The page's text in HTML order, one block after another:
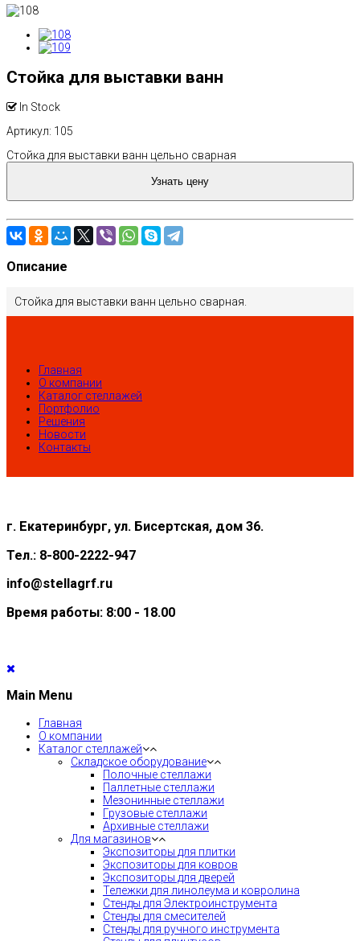
Стойка для выставки ванн
In Stock
Артикул: 105
Стойка для выставки ванн цельно сварная
Узнать цену
Описание
Стойка для выставки ванн цельно сварная.
Главная
О компании
Каталог стеллажей
Портфолио
Решения
Новости
Контакты
г. Екатеринбург, ул. Бисертская, дом 36.
Тел.: 8-800-2222-947
info@stellagrf.ru
Время работы: 8:00 - 18.00
Main Menu
Главная
О компании
Каталог стеллажей
Складское оборудование
Полочные стеллажи
Паллетные стеллажи
Мезонинные стеллажи
Грузовые стеллажи
Архивные стеллажи
Для магазинов
Экспозиторы для плитки
Экспозиторы для ковров
Экспозиторы для дверей
Тележки для линолеума и ковролина
Стенды для Электроинструмента
Стенды для смесителей
Стенды для ручного инструмента